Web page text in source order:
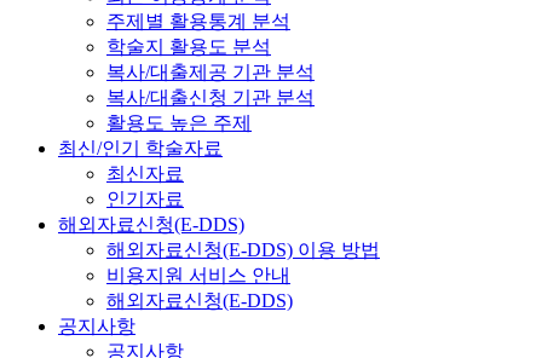
주제별 활용통계 분석
학술지 활용도 분석
복사/대출제공 기관 분석
복사/대출신청 기관 분석
활용도 높은 주제
최신/인기 학술자료
최신자료
인기자료
해외자료신청(E-DDS)
해외자료신청(E-DDS) 이용 방법
비용지원 서비스 안내
해외자료신청(E-DDS)
공지사항
공지사항